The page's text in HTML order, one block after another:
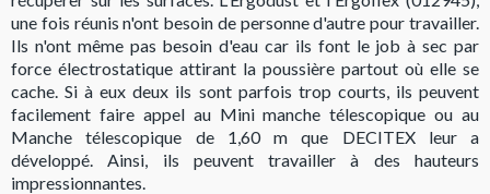
une fois réunis n'ont besoin de personne d'autre pour travailler.
Ils n'ont même pas besoin d'eau car ils font le job à sec par
force électrostatique attirant la poussière partout où elle se
cache. Si à eux deux ils sont parfois trop courts, ils peuvent
facilement faire appel au Mini manche télescopique ou au
Manche télescopique de 1,60 m que DECITEX leur a
développé. Ainsi, ils peuvent travailler à des hauteurs
impressionnantes.